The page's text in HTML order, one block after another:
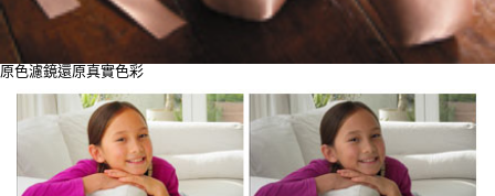
原色濾鏡還原真實色彩